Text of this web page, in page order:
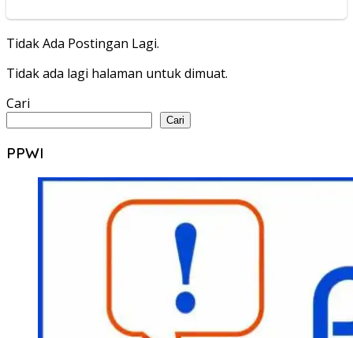
Tidak Ada Postingan Lagi.
Tidak ada lagi halaman untuk dimuat.
Cari
Cari
PPWI